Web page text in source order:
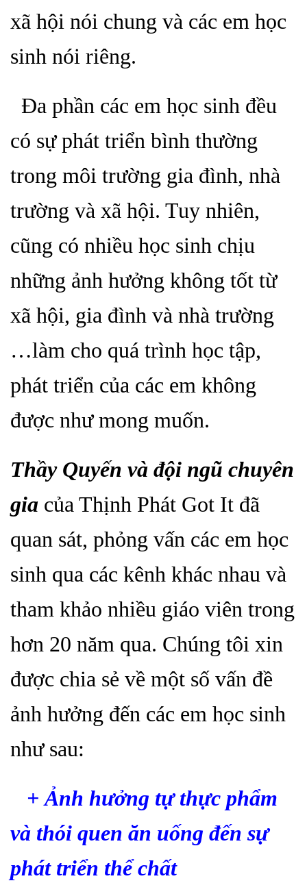
xã hội nói chung và các em học
sinh nói riêng.
Đa phần các em học sinh đều
có sự phát triển bình thường
trong môi trường gia đình, nhà
trường và xã hội. Tuy nhiên,
cũng có nhiều học sinh chịu
những ảnh hưởng không tốt từ
xã hội, gia đình và nhà trường
…làm cho quá trình học tập,
phát triển của các em không
được như mong muốn.
Thầy Quyến và đội ngũ chuyên
gia của Thịnh Phát Got It đã
quan sát, phỏng vấn các em học
sinh qua các kênh khác nhau và
tham khảo nhiều giáo viên trong
hơn 20 năm qua. Chúng tôi xin
được chia sẻ về một số vấn đề
ảnh hưởng đến các em học sinh
như sau:
+ Ảnh hưởng tự thực phẩm
và thói quen ăn uống đến sự
phát triển thể chất